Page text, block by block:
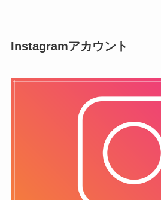
Instagramアカウント